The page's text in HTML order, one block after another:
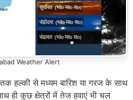
Weather Alert
तक हल्की से मध्यम बारिश या गरज के साथ
ही कुछ क्षेत्रों में तेज हवाएं भी चल